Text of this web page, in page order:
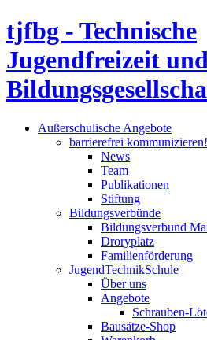
tjfbg - Technische
Jugendfreizeit
Außerschulische Angebote
barrierefrei kommunizieren!
News
Team
Publikationen
Stiftung
Bildungsverbünde
Bildungsverbund
Droryplatz
Familienförderung
JugendTechnikSchule
Über uns
Angebote
Schrauben-
Bausätze-Shop